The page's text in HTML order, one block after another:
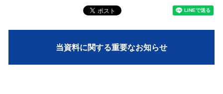
当資料に関する重要なお知らせ